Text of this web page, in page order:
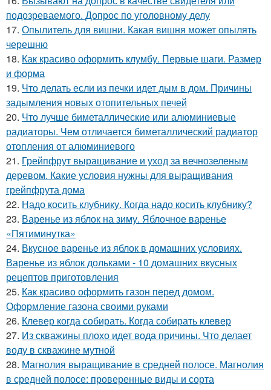
подозреваемого. Допрос по уголовному делу
17. Опылитель для вишни. Какая вишня может опылять
черешню
18. Как красиво оформить клумбу. Первые шаги. Размер
и форма
19. Что делать если из печки идет дым в дом. Причины
задымления новых отопительных печей
20. Что лучше биметаллические или алюминиевые
радиаторы. Чем отличается биметаллический радиатор
отопления от алюминиевого
21. Грейпфрут выращивание и уход за вечнозеленым
деревом. Какие условия нужны для выращивания
грейпфрута дома
22. Надо косить клубнику. Когда надо косить клубнику?
23. Варенье из яблок на зиму. Яблочное варенье
«Пятиминутка»
24. Вкусное варенье из яблок в домашних условиях.
Варенье из яблок дольками - 10 домашних вкусных
рецептов приготовления
25. Как красиво оформить газон перед домом.
Оформление газона своими руками
26. Клевер когда собирать. Когда собирать клевер
27. Из скважины плохо идет вода причины. Что делает
воду в скважине мутной
28. Магнолия выращивание в средней полосе. Магнолия
в средней полосе: проверенные виды и сорта